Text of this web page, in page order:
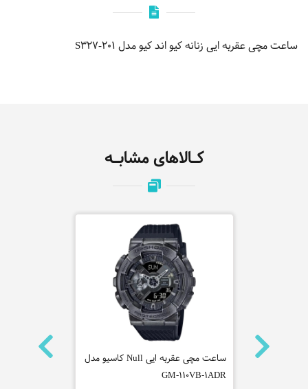
ساعت مچی عقربه ایی زنانه کیو اند کیو مدل S327-201
کـالاهای مشابـه
ساعت مچی
ساعت مچی عقربه ایی Null کاسیو مدل
GM-110VB-1ADR